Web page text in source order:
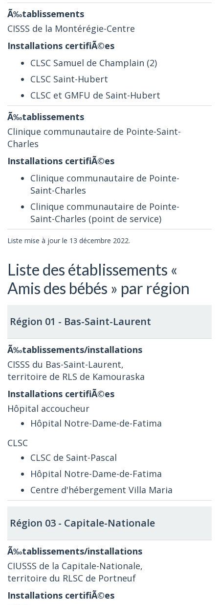
CISSS de la Montérégie-Centre
CLSC Samuel de Champlain (2)
CLSC Saint-Hubert
CLSC et GMFU de Saint-Hubert
Clinique communautaire de Pointe-Saint-
Charles
Clinique communautaire de Pointe-
Saint-Charles
Clinique communautaire de Pointe-
Saint-Charles (point de service)
Liste mise à jour le 13 décembre 2022.
Liste des établissements «
Amis des bébés » par région
Région 01 - Bas-Saint-Laurent
CISSS du Bas-Saint-Laurent,
territoire de RLS de Kamouraska
Hôpital accoucheur
Hôpital Notre-Dame-de-Fatima
CLSC
CLSC de Saint-Pascal
Hôpital Notre-Dame-de-Fatima
Centre d'hébergement Villa Maria
Région 03 - Capitale-Nationale
CIUSSS de la Capitale-Nationale,
territoire du RLSC de Portneuf